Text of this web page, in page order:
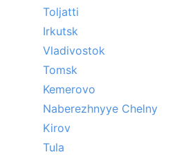
Toljatti
Irkutsk
Vladivostok
Tomsk
Kemerovo
Naberezhnyye Chelny
Kirov
Tula